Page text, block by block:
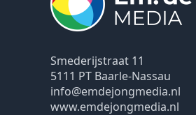
Smederijstraat 11
5111 PT Baarle-Nassau
info@emdejongmedia.nl
www.emdejongmedia.nl